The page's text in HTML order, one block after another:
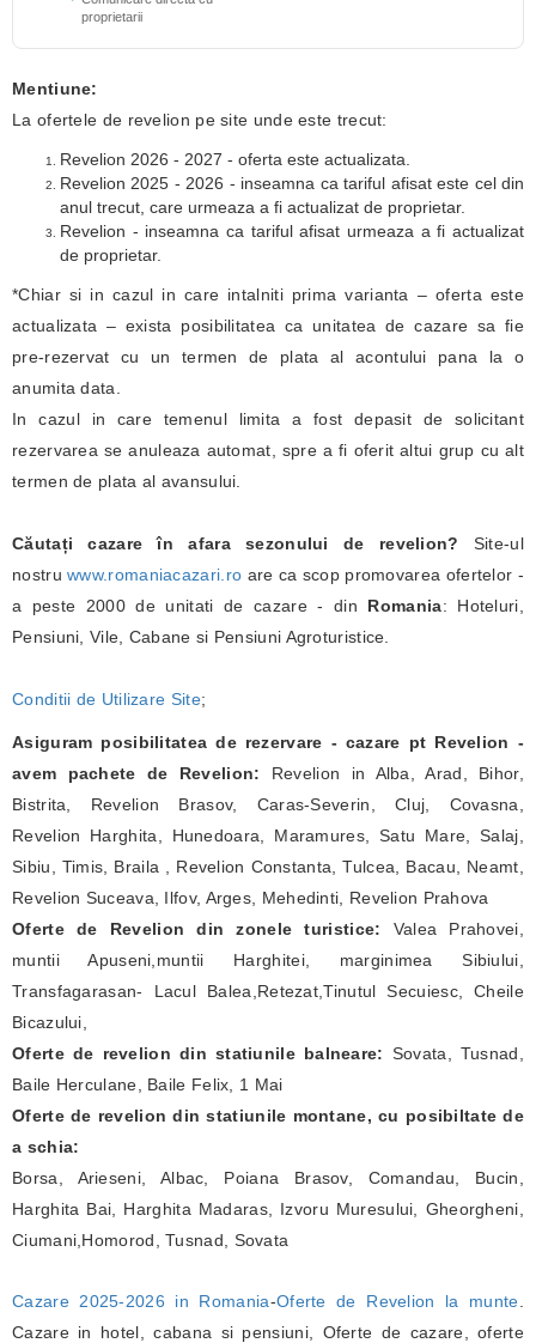
proprietarii
Mentiune:
La ofertele de revelion pe site unde este trecut:
Revelion 2026 - 2027 - oferta este actualizata.
Revelion 2025 - 2026 - inseamna ca tariful afisat este cel din
anul trecut, care urmeaza a fi actualizat de proprietar.
Revelion - inseamna ca tariful afisat urmeaza a fi actualizat
de proprietar.
*Chiar si in cazul in care intalniti prima varianta – oferta este
actualizata – exista posibilitatea ca unitatea de cazare sa fie
pre-rezervat cu un termen de plata al acontului pana la o
anumita data.
In cazul in care temenul limita a fost depasit de solicitant
rezervarea se anuleaza automat, spre a fi oferit altui grup cu alt
termen de plata al avansului.
Căutați cazare în afara sezonului de revelion? Site-ul
nostruwww.romaniacazari.ro are ca scop promovarea ofertelor -
a peste 2000 de unitati de cazare - din Romania: Hoteluri,
Pensiuni, Vile, Cabane si Pensiuni Agroturistice.
Conditii de Utilizare Site;
Asiguram posibilitatea de rezervare - cazare pt Revelion -
avem pachete de Revelion: Revelion in Alba, Arad, Bihor,
Bistrita, Revelion Brasov, Caras-Severin, Cluj, Covasna,
Revelion Harghita, Hunedoara, Maramures, Satu Mare, Salaj,
Sibiu, Timis, Braila , Revelion Constanta, Tulcea, Bacau, Neamt,
Revelion Suceava, Ilfov, Arges, Mehedinti, Revelion Prahova
Oferte de Revelion din zonele turistice: Valea Prahovei,
muntii Apuseni,muntii Harghitei, marginimea Sibiului,
Transfagarasan- Lacul Balea,Retezat,Tinutul Secuiesc, Cheile
Bicazului,
Oferte de revelion din statiunile balneare: Sovata, Tusnad,
Baile Herculane, Baile Felix, 1 Mai
Oferte de revelion din statiunile montane, cu posibiltate de
a schia:
Borsa, Arieseni, Albac, Poiana Brasov, Comandau, Bucin,
Harghita Bai, Harghita Madaras, Izvoru Muresului, Gheorgheni,
Ciumani,Homorod, Tusnad, Sovata
Cazare 2025-2026 in Romania-Oferte de Revelion la munte
Cazare in hotel, cabana si pensiuni, Oferte de cazare, oferte